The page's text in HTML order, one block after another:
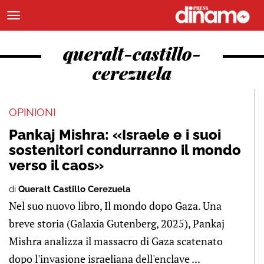
queralt-castillo-
cerezuela
OPINIONI
Pankaj Mishra: «Israele e i suoi
sostenitori condurranno il mondo
verso il caos»
di Queralt Castillo Cerezuela
Nel suo nuovo libro, Il mondo dopo Gaza. Una
breve storia (Galaxia Gutenberg, 2025), Pankaj
Mishra analizza il massacro di Gaza scatenato
dopo l'invasione israeliana dell'enclave ...